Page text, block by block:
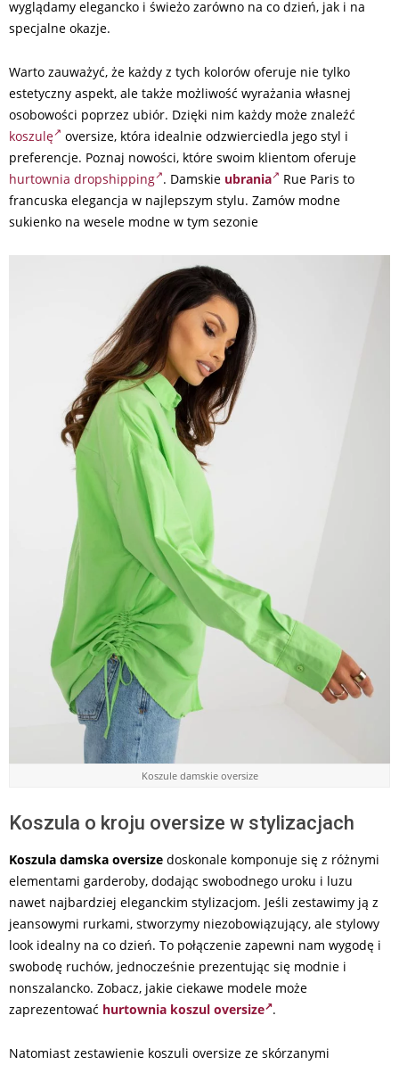
wyglądamy elegancko i świeżo zarówno na co dzień, jak i na
specjalne okazje.
Warto zauważyć, że każdy z tych kolorów oferuje nie tylko
estetyczny aspekt, ale także możliwość wyrażania własnej
osobowości poprzez ubiór. Dzięki nim każdy może znaleźć
koszulę
oversize, która idealnie odzwierciedla jego styl i
preferencje. Poznaj nowości, które swoim klientom oferuje
hurtownia dropshipping . Damskie ubrania
Rue Paris to
francuska elegancja w najlepszym stylu. Zamów modne
sukienko na wesele modne w tym sezonie
Koszule damskie oversize
Koszula o kroju oversize w stylizacjach
Koszula damska oversize doskonale komponuje się z różnymi
elementami garderoby, dodając swobodnego uroku i luzu
nawet najbardziej eleganckim stylizacjom. Jeśli zestawimy ją z
jeansowymi rurkami, stworzymy niezobowiązujący, ale stylowy
look idealny na co dzień. To połączenie zapewni nam wygodę i
swobodę ruchów, jednocześnie prezentując się modnie i
nonszalancko. Zobacz, jakie ciekawe modele może
zaprezentować hurtownia koszul oversize .
Natomiast zestawienie koszuli oversize ze skórzanymi